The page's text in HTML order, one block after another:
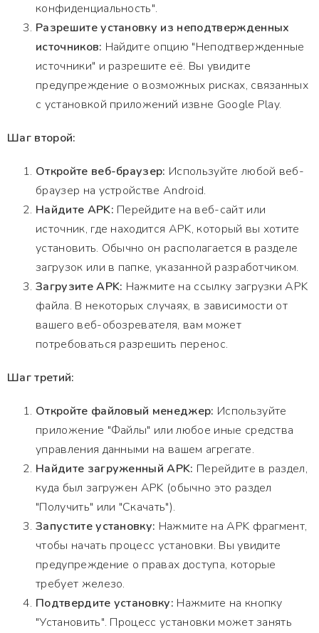
конфиденциальность".
Разрешите установку из неподтвержденных
источников: Найдите опцию "Неподтвержденные
источники" и разрешите её. Вы увидите
предупреждение о возможных рисках, связанных
с установкой приложений извне Google Play.
Шаг второй:
Откройте веб-браузер: Используйте любой веб-
браузер на устройстве Android.
Найдите APK: Перейдите на веб-сайт или
источник, где находится APK, который вы хотите
установить. Обычно он располагается в разделе
загрузок или в папке, указанной разработчиком.
Загрузите APK: Нажмите на ссылку загрузки APK
файла. В некоторых случаях, в зависимости от
вашего веб-обозревателя, вам может
потребоваться разрешить перенос.
Шаг третий:
Откройте файловый менеджер: Используйте
приложение "Файлы" или любое иные средства
управления данными на вашем агрегате.
Найдите загруженный APK: Перейдите в раздел,
куда был загружен APK (обычно это раздел
"Получить" или "Скачать").
Запустите установку: Нажмите на APK фрагмент,
чтобы начать процесс установки. Вы увидите
предупреждение о правах доступа, которые
требует железо.
Подтвердите установку: Нажмите на кнопку
"Установить". Процесс установки может занять